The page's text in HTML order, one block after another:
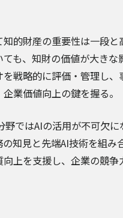
的財産の重要性は一段と
も、知財の価値が大きな
戦略的に評価・管理し
業価値向上の鍵を握る。
野ではAIの活用が不可欠
知見と先端AI技術を組み
上を支援し、企業の競